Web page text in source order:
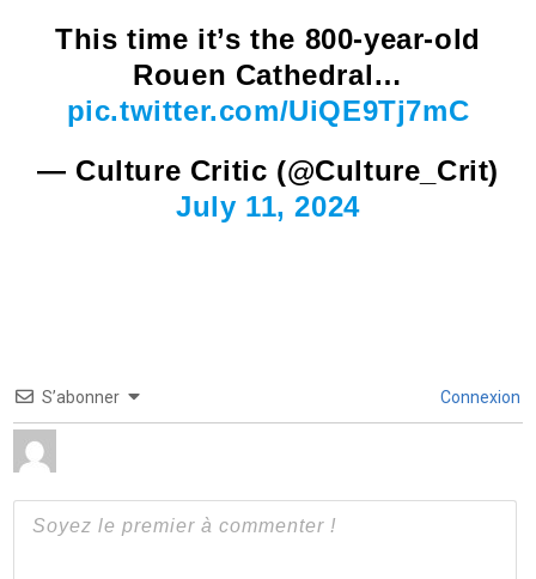
This time it’s the 800-year-old
Rouen Cathedral…
pic.twitter.com/UiQE9Tj7mC
— Culture Critic (@Culture_Crit)
July 11, 2024
S’abonner Connexion